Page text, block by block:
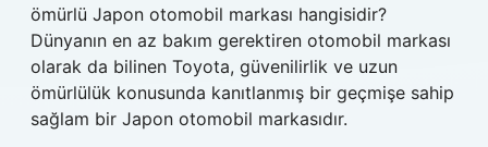
ömürlü Japon otomobil markası hangisidir?
Dünyanın en az bakım gerektiren otomobil markası
olarak da bilinen Toyota, güvenilirlik ve uzun
ömürlülük konusunda kanıtlanmış bir geçmişe sahip
sağlam bir Japon otomobil markasıdır.